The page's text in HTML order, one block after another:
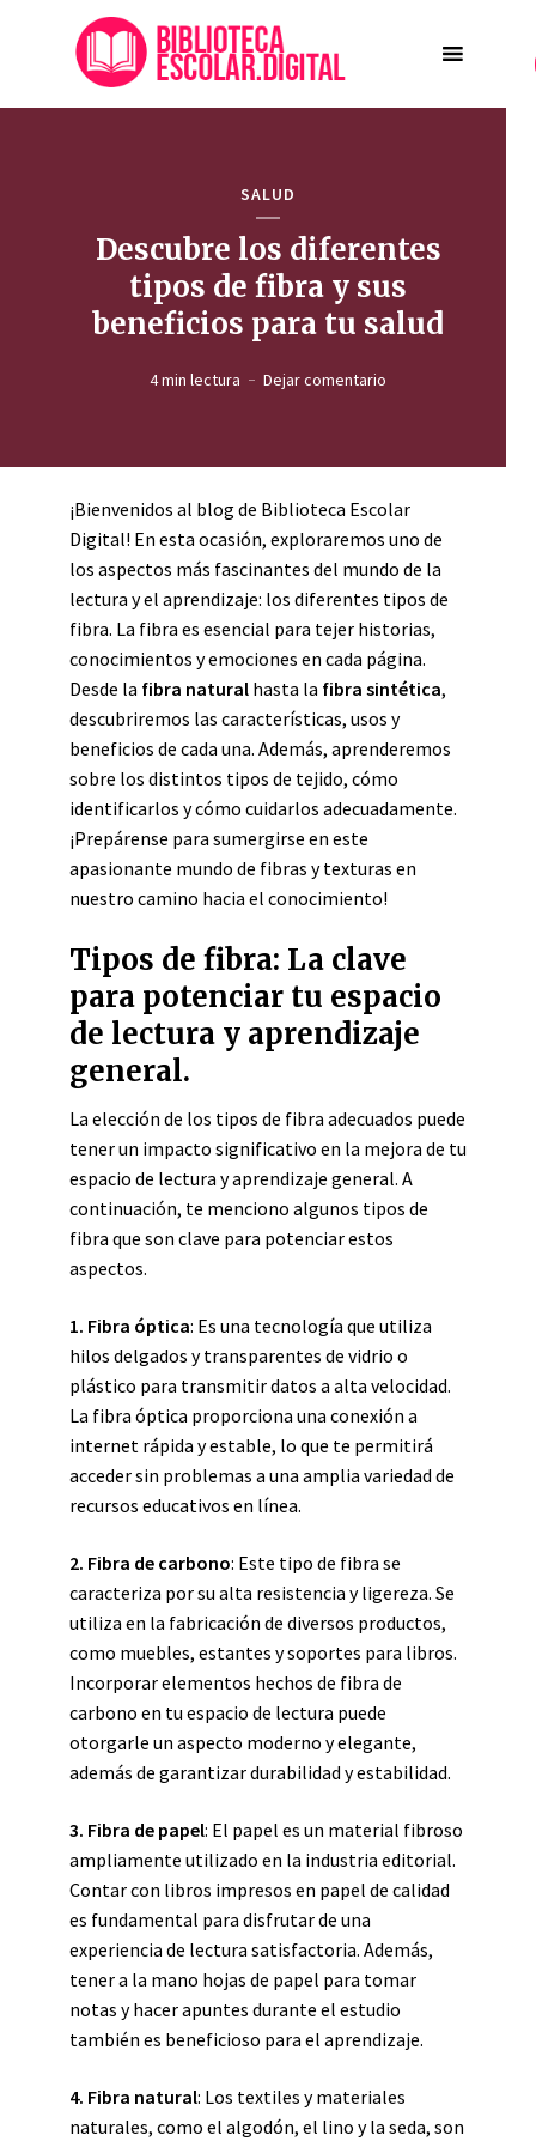
SALUD
Descubre los diferentes
tipos de fibra y sus
beneficios para tu salud
4 min lectura Dejar comentario
¡Bienvenidos al blog de Biblioteca Escolar
Digital! En esta ocasión, exploraremos uno de
los aspectos más fascinantes del mundo de la
lectura y el aprendizaje: los diferentes tipos de
fibra. La fibra es esencial para tejer historias,
conocimientos y emociones en cada página.
Desde la fibra natural hasta la fibra sintética,
descubriremos las características, usos y
beneficios de cada una. Además, aprenderemos
sobre los distintos tipos de tejido, cómo
identificarlos y cómo cuidarlos adecuadamente.
¡Prepárense para sumergirse en este
apasionante mundo de fibras y texturas en
nuestro camino hacia el conocimiento!
Tipos de fibra: La clave
para potenciar tu espacio
de lectura y aprendizaje
general.
La elección de los tipos de fibra adecuados puede
tener un impacto significativo en la mejora de tu
espacio de lectura y aprendizaje general. A
continuación, te menciono algunos tipos de
fibra que son clave para potenciar estos
aspectos.
1. Fibra óptica: Es una tecnología que utiliza
hilos delgados y transparentes de vidrio o
plástico para transmitir datos a alta velocidad.
La fibra óptica proporciona una conexión a
internet rápida y estable, lo que te permitirá
acceder sin problemas a una amplia variedad de
recursos educativos en línea.
2. Fibra de carbono: Este tipo de fibra se
caracteriza por su alta resistencia y ligereza. Se
utiliza en la fabricación de diversos productos,
como muebles, estantes y soportes para libros.
Incorporar elementos hechos de fibra de
carbono en tu espacio de lectura puede
otorgarle un aspecto moderno y elegante,
además de garantizar durabilidad y estabilidad.
3. Fibra de papel: El papel es un material fibroso
ampliamente utilizado en la industria editorial.
Contar con libros impresos en papel de calidad
es fundamental para disfrutar de una
experiencia de lectura satisfactoria. Además,
tener a la mano hojas de papel para tomar
notas y hacer apuntes durante el estudio
también es beneficioso para el aprendizaje.
4. Fibra natural: Los textiles y materiales
naturales, como el algodón, el lino y la seda, son